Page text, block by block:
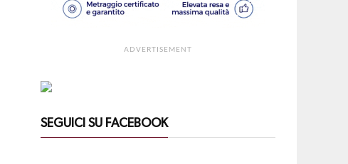
ADVERTISEMENT
SEGUICI SU FACEBOOK